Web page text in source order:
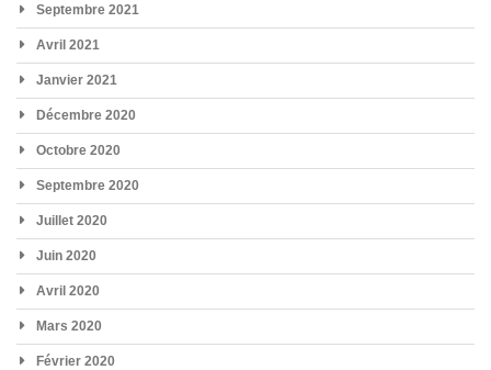
Septembre 2021
Avril 2021
Janvier 2021
Décembre 2020
Octobre 2020
Septembre 2020
Juillet 2020
Juin 2020
Avril 2020
Mars 2020
Février 2020